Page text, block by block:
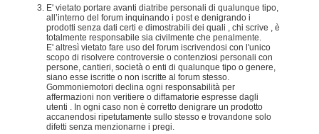
E' vietato portare avanti diatribe personali di qualunque tipo,
all’interno del forum inquinando i post e denigrando i
prodotti senza dati certi e dimostrabili dei quali , chi scrive , è
totalmente responsabile sia civilmente che penalmente.
E' altresì vietato fare uso del forum iscrivendosi con l'unico
scopo di risolvere controversie o contenziosi personali con
persone, cantieri, società o enti di qualunque tipo o genere,
siano esse iscritte o non iscritte al forum stesso.
Gommoniemotori declina ogni responsabilità per
affermazioni non veritiere o diffamatorie espresse dagli
utenti . In ogni caso non è corretto denigrare un prodotto
accanendosi ripetutamente sullo stesso e trovandone solo
difetti senza menzionarne i pregi.